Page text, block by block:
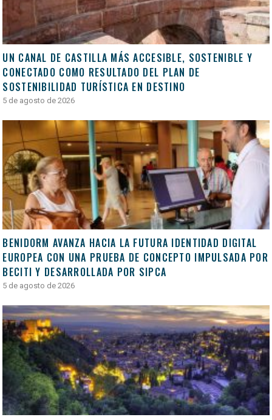
UN CANAL DE CASTILLA MÁS ACCESIBLE, SOSTENIBLE Y
CONECTADO COMO RESULTADO DEL PLAN DE
SOSTENIBILIDAD TURÍSTICA EN DESTINO
5 de agosto de 2026
BENIDORM AVANZA HACIA LA FUTURA IDENTIDAD DIGITAL
EUROPEA CON UNA PRUEBA DE CONCEPTO IMPULSADA POR
BECITI Y DESARROLLADA POR SIPCA
5 de agosto de 2026